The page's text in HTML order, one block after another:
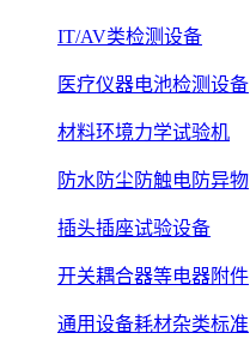
IT/AV类检测设备
医疗仪器电池检测设备
材料环境力学试验机
防水防尘防触电防异物
插头插座试验设备
开关耦合器等电器附件
通用设备耗材杂类标准